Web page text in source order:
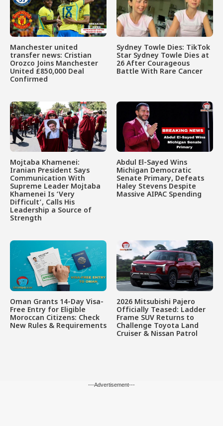
Manchester united
transfer news: Cristian
Orozco Joins Manchester
United £850,000 Deal
Confirmed
Sydney Towle Dies: TikTok
Star Sydney Towle Dies at
26 After Courageous
Battle With Rare Cancer
Mojtaba Khamenei:
Iranian President Says
Communication With
Supreme Leader Mojtaba
Khamenei Is ‘Very
Difficult’, Calls His
Leadership a Source of
Strength
Abdul El-Sayed Wins
Michigan Democratic
Senate Primary, Defeats
Haley Stevens Despite
Massive AIPAC Spending
Oman Grants 14-Day Visa-
Free Entry for Eligible
Moroccan Citizens: Check
New Rules & Requirements
2026 Mitsubishi Pajero
Officially Teased: Ladder
Frame SUV Returns to
Challenge Toyota Land
Cruiser & Nissan Patrol
---Advertisement---